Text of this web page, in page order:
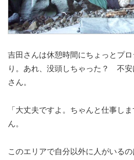
吉田さんは休憩時間にちょっとプ
り。あれ、没頭しちゃった？ 不安
さん。
「大丈夫ですよ。ちゃんと仕事し
ん。
このエリアで自分以外に人がいる